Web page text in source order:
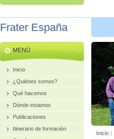
Frater España
Inicio |
MENÚ
Inicio
¿Quiénes somos?
Qué hacemos
Dónde estamos
Publicaciones
Itinerario de formación